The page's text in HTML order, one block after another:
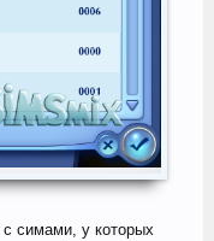
симами, у которых